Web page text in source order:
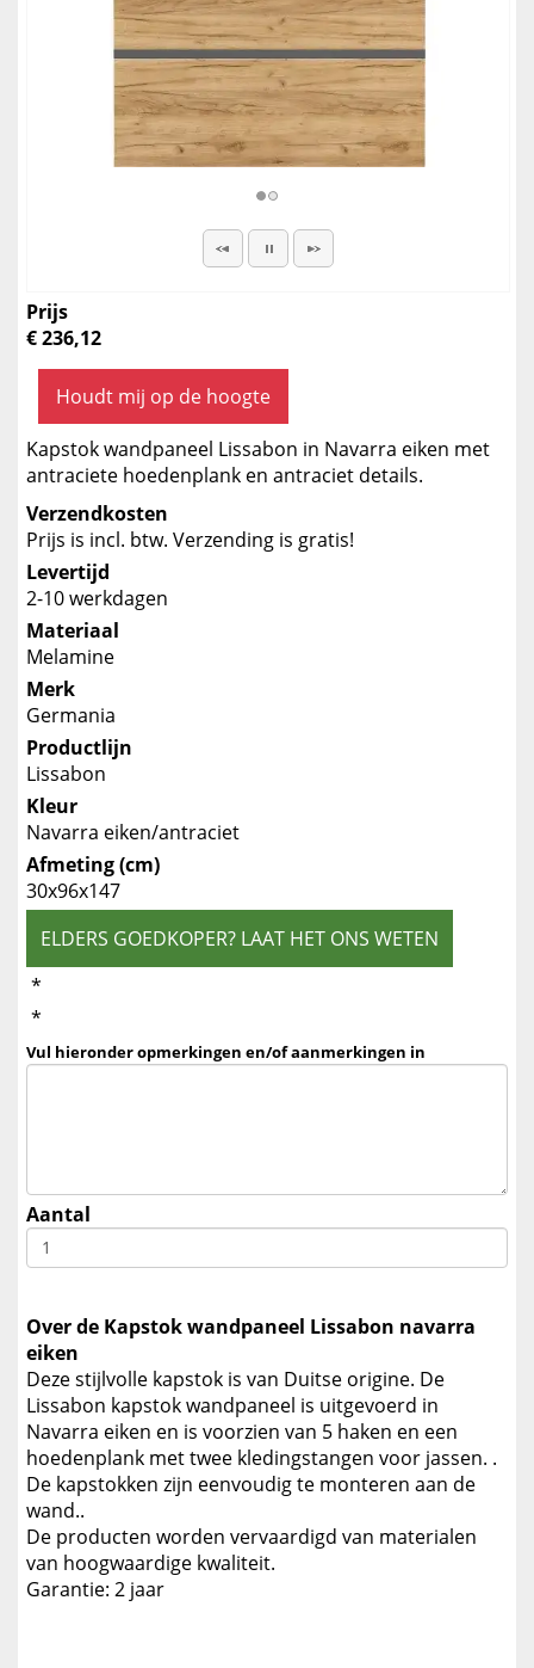
Prijs
€ 236,12
Houdt mij op de hoogte
Kapstok wandpaneel Lissabon in Navarra eiken met
antraciete hoedenplank en antraciet details.
Verzendkosten
Prijs is incl. btw. Verzending is gratis!
Levertijd
2-10 werkdagen
Materiaal
Melamine
Merk
Germania
Productlijn
Lissabon
Kleur
Navarra eiken/antraciet
Afmeting (cm)
30x96x147
ELDERS GOEDKOPER? LAAT HET ONS WETEN
*
*
Vul hieronder opmerkingen en/of aanmerkingen in
Aantal
Over de Kapstok wandpaneel Lissabon navarra
eiken
Deze stijlvolle kapstok is van Duitse origine. De
Lissabon kapstok wandpaneel is uitgevoerd in
Navarra eiken en is voorzien van 5 haken en een
hoedenplank met twee kledingstangen voor jassen. .
De kapstokken zijn eenvoudig te monteren aan de
wand..
De producten worden vervaardigd van materialen
van hoogwaardige kwaliteit.
Garantie: 2 jaar